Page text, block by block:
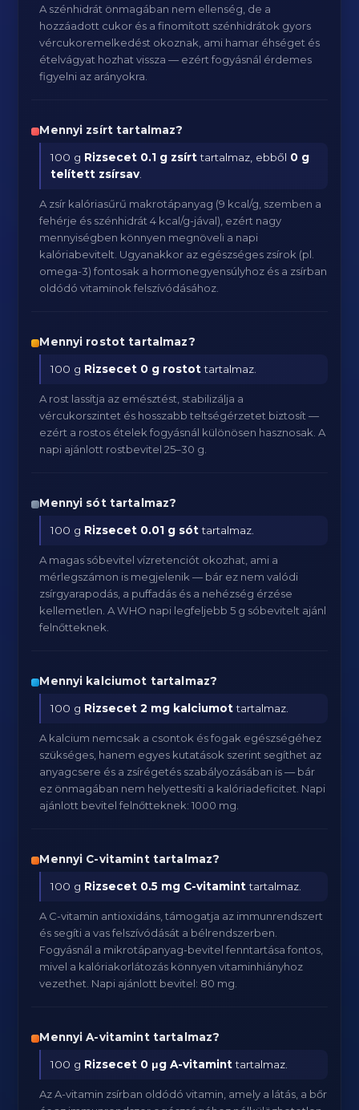
A szénhidrát önmagában nem ellenség, de a
hozzáadott cukor és a finomított szénhidrátok gyors
vércukoremelkedést okoznak, ami hamar éhséget és
ételvágyat hozhat vissza — ezért fogyásnál érdemes
figyelni az arányokra.
Mennyi zsírt tartalmaz?
100 g Rizsecet 0.1 g zsírttartalmaz, ebből 0 g
telített zsírsav
A zsír kalóriasűrű makrotápanyag (9 kcal/g, szemben a
fehérje és szénhidrát 4 kcal/g-jával), ezért nagy
mennyiségben könnyen megnöveli a napi
kalóriabevitelt. Ugyanakkor az egészséges zsírok (pl.
omega-3) fontosak a hormonegyensúlyhoz és a zsírban
oldódó vitaminok felszívódásához.
Mennyi rostot tartalmaz?
100 g Rizsecet 0 g rostottartalmaz.
A rost lassítja az emésztést, stabilizálja a
vércukorszintet és hosszabb teltségérzetet biztosít —
ezért a rostos ételek fogyásnál különösen hasznosak. A
napi ajánlott rostbevitel 25–30 g.
Mennyi sót tartalmaz?
100 g Rizsecet 0.01 g sóttartalmaz.
A magas sóbevitel vízretenciót okozhat, ami a
mérlegszámon is megjelenik — bár ez nem valódi
zsírgyarapodás, a puffadás és a nehézség érzése
kellemetlen. A WHO napi legfeljebb 5 g sóbevitelt ajánl
felnőtteknek.
Mennyi kalciumot tartalmaz?
100 g Rizsecet 2 mg kalciumottartalmaz.
A kalcium nemcsak a csontok és fogak egészségéhez
szükséges, hanem egyes kutatások szerint segíthet az
anyagcsere és a zsírégetés szabályozásában is — bár
ez önmagában nem helyettesíti a kalóriadeficitet. Napi
ajánlott bevitel felnőtteknek: 1000 mg.
Mennyi C-vitamint tartalmaz?
100 g Rizsecet 0.5 mg C-vitaminttartalmaz.
A C-vitamin antioxidáns, támogatja az immunrendszert
és segíti a vas felszívódását a bélrendszerben.
Fogyásnál a mikrotápanyag-bevitel fenntartása fontos,
mivel a kalóriakorlátozás könnyen vitaminhiányhoz
vezethet. Napi ajánlott bevitel: 80 mg.
Mennyi A-vitamint tartalmaz?
100 g Rizsecet 0 μg A-vitaminttartalmaz.
Az A-vitamin zsírban oldódó vitamin, amely a látás, a bőr